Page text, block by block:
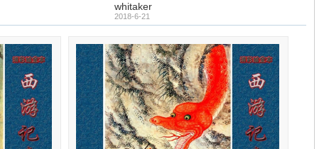
whitaker
2018-6-21